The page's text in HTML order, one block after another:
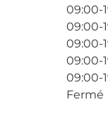
09:00-
09:00-
09:00-
09:00-
09:00-
Fermé